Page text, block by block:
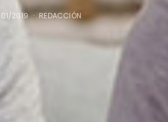
2019 REDACCIÓN